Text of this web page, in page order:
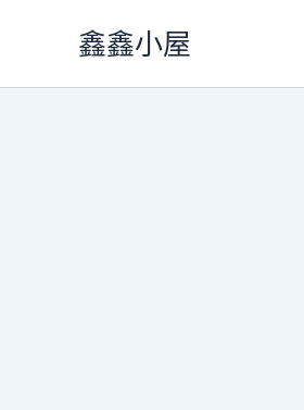
鑫鑫小屋